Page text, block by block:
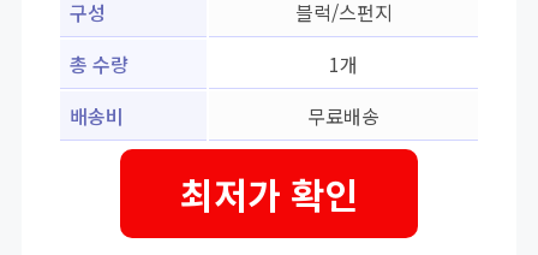
구성
블럭/스펀지
총 수량
1개
배송비
무료배송
최저가 확인